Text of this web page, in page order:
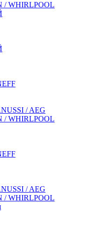
/ WHIRLPOOL
/ AEG
/ WHIRLPOOL
/ AEG
/ WHIRLPOOL